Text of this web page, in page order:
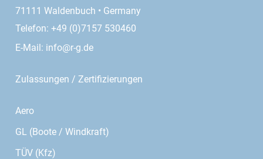
71111 Waldenbuch • Germany
Telefon: +49 (0)7157 530460
E-Mail: info@r-g.de
Zulassungen / Zertifizierungen
Aero
GL (Boote / Windkraft)
TÜV (Kfz)